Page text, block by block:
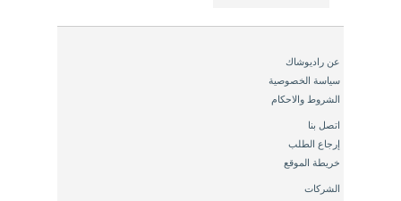
عن راديوشاك
سياسة الخصوصية
الشروط والاحكام
اتصل بنا
إرجاع الطلب
خريطة الموقع
الشركات